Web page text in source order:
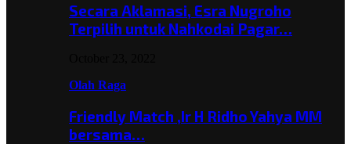
Secara Aklamasi, Esra Nugroho
Terpilih untuk Nahkodai Pagar…
Olah Raga
Friendly Match ,Ir H Ridho Yahya MM
bersama…